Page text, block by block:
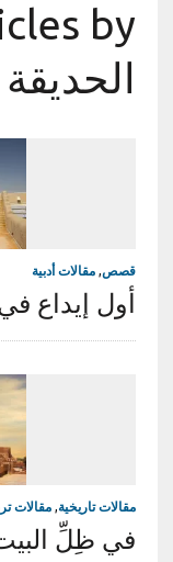
الحديقة
قصص, مقالات أدبية
أول إيداع
مقالات تاريخية, مقالات
في ظِلِّ